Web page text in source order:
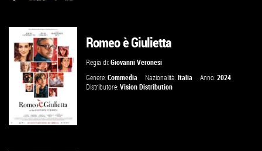
GUARDA IL TRAILER
VAI ALLA SCHEDA
Romeo è Giulietta
Regia di:Giovanni Veronesi
Genere:Commedia Nazionalità:Italia Anno:2024
Distributore:Vision Distribution